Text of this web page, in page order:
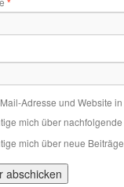
Adresse und Website
mich über
mich über neue